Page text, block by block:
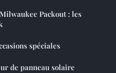
Packout : les
spéciales
de panneau solaire